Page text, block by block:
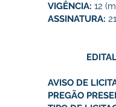
VIGÊNCIA: 12
ASSINATURA:
AVISO DE
PREGÃO